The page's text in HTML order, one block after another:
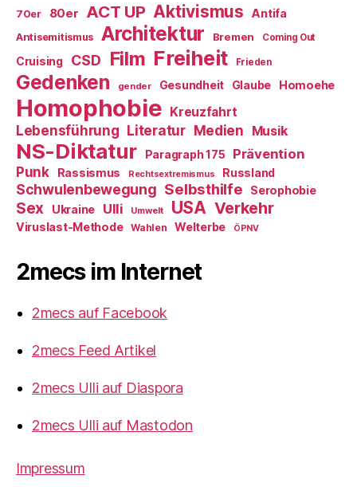
70er 80er ACT UP Aktivismus Antifa
Antisemitismus Architektur Bremen Coming Out
Cruising CSD Film Freiheit Frieden
Gedenken gender Gesundheit Glaube Homoehe
Homophobie Kreuzfahrt
Lebensführung Literatur Medien Musik
NS-Diktatur Paragraph 175
Prävention
Punk
Rassismus Rechtsextremismus Russland
Schwulenbewegung Selbsthilfe Serophobie
Sex Ukraine Ulli Umwelt USA Verkehr
Viruslast-Methode Wahlen Welterbe ÖPNV
2mecs im Internet
2mecs auf Facebook
2mecs Feed Artikel
2mecs Ulli auf Diaspora
2mecs Ulli auf Mastodon
Impressum